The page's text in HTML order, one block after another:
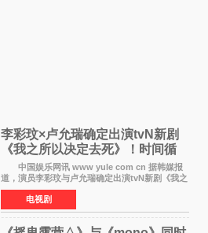
李彩玟×卢允瑞确定出演tvN新剧
《我之所以决定去死》！时间循
环青春爱情来袭
中国娱乐网讯 www yule com cn 据韩媒报
道，演员李彩玟与卢允瑞确定出演tvN新剧《我之
所以决定去死》，分别担任男女主角。该剧预计
将于明年播出，引发观众期待。 本剧改编自
NAVER同名人气
电视剧